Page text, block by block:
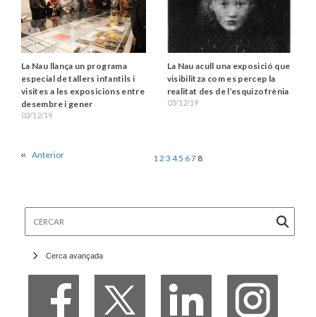
La Nau llança un programa
especial de tallers infantils i
visites a les exposicions entre
desembre i gener
03/12/19
La Nau acull una exposició que
visibilitza com es percep la
realitat des de l’esquizofrènia
03/12/19
Anterior 1 2 3 45 67 8
Cerca avançada